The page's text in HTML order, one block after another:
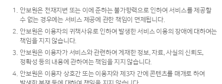
1.
안보원은 천재지변 또는 이에 준하는 불가항력으로 인하여 서비스를 제공할
수 없는 경우에는 서비스 제공에 관한 책임이 면제됩니다.
2.
안보원은 이용자의 귀책사유로 인하여 발생한 서비스 이용의 장애에 대하여는
책임을 지지 않습니다.
3.
안보원은 이용자가 서비스와 관련하여 게재한 정보, 자료, 사실의 신뢰도,
정확성 등의 내용에 관하여는 책임을 지지 않습니다.
4. 안보원은 이용자 상호간 또는 이용자와 제3자 간에 콘텐츠를 매개로 하여